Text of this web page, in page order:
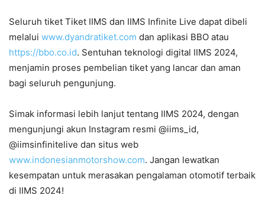
Seluruh tiket Tiket IIMS dan IIMS Infinite Live dapat dibeli
melalui www.dyandratiket.com dan aplikasi BBO atau
https://bbo.co.id. Sentuhan teknologi digital IIMS 2024,
menjamin proses pembelian tiket yang lancar dan aman
bagi seluruh pengunjung.
Simak informasi lebih lanjut tentang IIMS 2024, dengan
mengunjungi akun Instagram resmi @iims_id,
@iimsinfinitelive dan situs web
www.indonesianmotorshow.com. Jangan lewatkan
kesempatan untuk merasakan pengalaman otomotif terbaik
di IIMS 2024!